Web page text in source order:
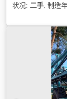
状况: 二手, 制造